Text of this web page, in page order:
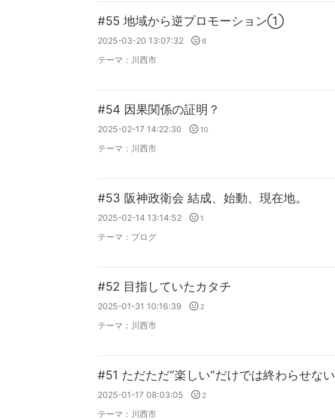
#55 地域から逆プロモーション①
2025-03-20 13:07:32 6
テーマ： 川西市
#54 因果関係の証明？
2025-02-17 14:22:30 10
テーマ： 川西市
#53 阪神政衛会 結成、始動、現在地。
2025-02-14 13:14:52 1
テーマ： ブログ
#52 目指していたカタチ
2025-01-31 10:16:39 2
テーマ： 川西市
#51 ただただ“楽しい”だけでは終わらせない
2025-01-17 08:03:05 2
テーマ： 川西市